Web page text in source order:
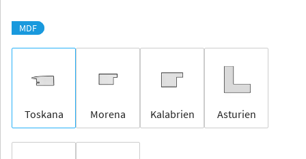
MDF
Toskana Morena Kalabrien Asturien